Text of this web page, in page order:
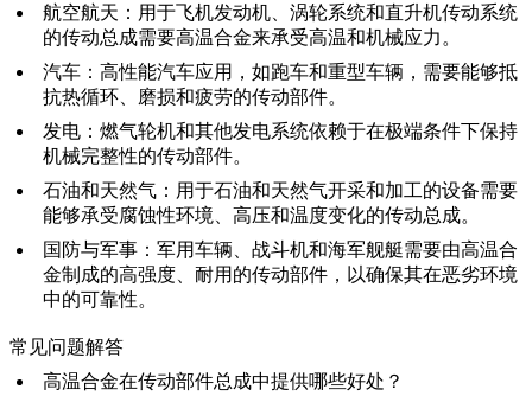
航空航天 ：用于飞机发动机、 涡轮系统和直升机传动系统
的传动总成需要高温合金来承受高温和机械应力。
汽车 ：高性能汽车应用，如跑车和重型车辆，需要能够抵
抗热循环、磨损和疲劳的传动部件。
发电 ： 燃气轮机和其他发电系统依赖于在极端条件下保持
机械完整性的传动部件。
石油和天然气 ：用于石油和天然气开采和加工的设备需要
能够承受腐蚀性环境、高压和温度变化的传动总成。
国防与军事 ：军用车辆、战斗机和海军舰艇需要由高温合
金制成的高强度、耐用的传动部件，以确保其在恶劣环境
中的可靠性。
常见问题解答
高温合金在传动部件总成中提供哪些好处？